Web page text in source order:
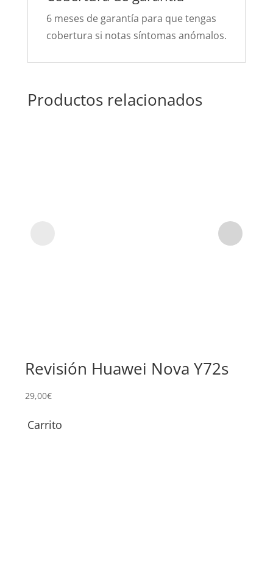
6 meses de garantía para que tengas
cobertura si notas síntomas anómalos.
Productos relacionados
Revisión Huawei Nova Y72s
29,00€
Carrito